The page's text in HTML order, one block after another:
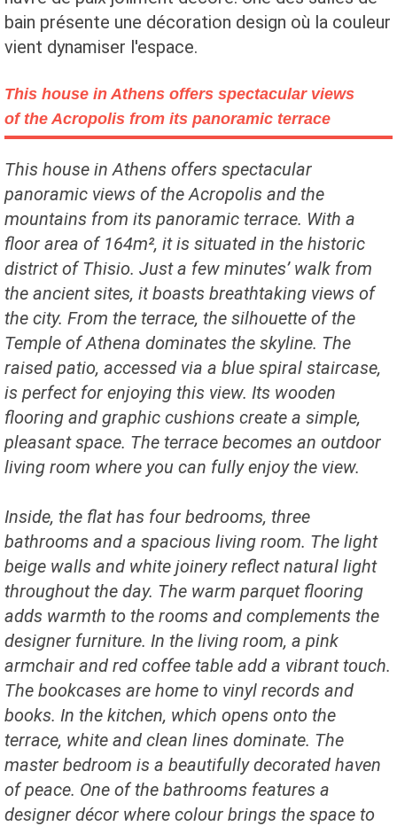
bain présente une décoration design où la couleur
vient dynamiser l'espace.
This house in Athens offers spectacular views
of the Acropolis from its panoramic terrace
This house in Athens offers spectacular
panoramic views of the Acropolis and the
mountains from its panoramic terrace. With a
floor area of 164m², it is situated in the historic
district of Thisio. Just a few minutes’ walk from
the ancient sites, it boasts breathtaking views of
the city. From the terrace, the silhouette of the
Temple of Athena dominates the skyline. The
raised patio, accessed via a blue spiral staircase,
is perfect for enjoying this view. Its wooden
flooring and graphic cushions create a simple,
pleasant space. The terrace becomes an outdoor
living room where you can fully enjoy the view.
Inside, the flat has four bedrooms, three
bathrooms and a spacious living room. The light
beige walls and white joinery reflect natural light
throughout the day. The warm parquet flooring
adds warmth to the rooms and complements the
designer furniture. In the living room, a pink
armchair and red coffee table add a vibrant touch.
The bookcases are home to vinyl records and
books. In the kitchen, which opens onto the
terrace, white and clean lines dominate. The
master bedroom is a beautifully decorated haven
of peace. One of the bathrooms features a
designer décor where colour brings the space to